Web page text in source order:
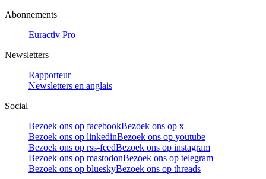
Abonnements
Euractiv Pro
Newsletters
Rapporteur
Newsletters en anglais
Social
Bezoek ons op facebookBezoek ons op x
Bezoek ons op linkedinBezoek ons op youtube
Bezoek ons op rss-feedBezoek ons op instagram
Bezoek ons op mastodonBezoek ons op telegram
Bezoek ons op blueskyBezoek ons op threads